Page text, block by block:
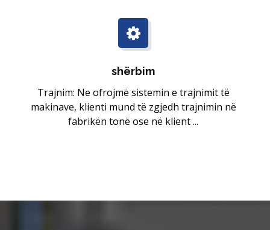
shërbim
Trajnim: Ne ofrojmë sistemin e trajnimit të
makinave, klienti mund të zgjedh trajnimin në
fabrikën tonë ose në klient ...